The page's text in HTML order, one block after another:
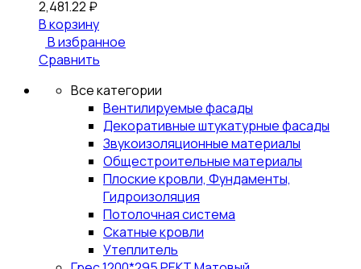
2,481.22 ₽
В корзину
В избранное
Сравнить
Все категории
Вентилируемые фасады
Декоративные штукатурные фасады
Звукоизоляционные материалы
Общестроительные материалы
Плоские кровли, Фундаменты,
Гидроизоляция
Потолочная система
Скатные кровли
Утеплитель